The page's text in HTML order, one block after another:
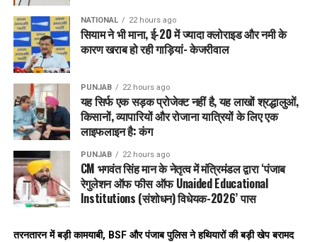
उपायुक्त हिमांशु जैन ने कहा—
“हमारा मकसद सिर्फ नशा छुड़वाना नहीं, बल्कि युवाओं को ऐसा हुनर देना है
जिससे वे कमाई कर सकें और कभी भी मजबूरी में नशे की तरफ वापस न
लौटें। असली सुधार तभी होगा जब व्यक्ति
उनके मुताबिक यह पहल पूर्ण सुधार (Holistic Rehabilitation) की
दिशा में एक बड़ा कदम है।
ट्रेनिंग के बाद मिलेगी सरकारी मदद
ट्रेनिंग खत्म होने के बाद—
जो युवा काबिल होंगे, उन्हेंसरकारी योजनाओं के तहत बैंक लोन
छोटी डेयरी यूनिट लगाने के लिए आर्थिक सहायता
NATIONAL 22 hours ago
सियाम ने भी माना, ई-20 में ज्यादा क्लोराइड और नमी के
कारण खराब हो रही गाड़ियां- केजरीवाल
PUNJAB 22 hours ago
यह सिर्फ एक सड़क प्रोजेक्ट नहीं है, यह लाखों श्रद्धालुओं,
किसानों, व्यापारियों और रोजाना यात्रियों के लिए एक
लाइफलाइन है: कंग
PUNJAB 22 hours ago
CM भगवंत सिंह मान के नेतृत्व में मंत्रिमंडल द्वारा ‘पंजाब
रेगुलेशन ऑफ फीस ऑफ Unaided Educational
Institutions (संशोधन) विधेयक-2026’ पास
तरनतारन में बड़ी कामयाबी, BSF और पंजाब पुलिस ने हथियारों की बड़ी खेप बरामद